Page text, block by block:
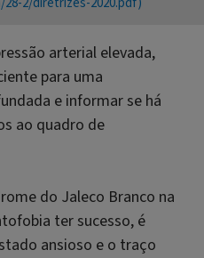
arterial elevada,
para uma
e informar se há
ao quadro de
do Jaleco Branco na
ter sucesso, é
ansioso e o traço